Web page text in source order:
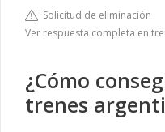
Solicitud de eliminación
Ver respuesta completa en
¿Cómo
trenes